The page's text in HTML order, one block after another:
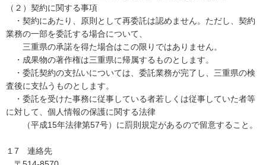
（２）契約に関する事項
・契約にあたり、原則として再委託は認めません。ただし、契約
業務の一部を委託する場合について、
三重県の承諾を得た場合はこの限りではありません。
・成果物の著作権は三重県に帰属するものとします。
・委託契約の支払いについては、委託業務が完了し、三重県の検
査後に支払うものとします。
・委託を受けた事務に従事している者若しくは従事していた者等
に対して、個人情報の保護に関する法律
（平成15年法律第57号）に罰則規定があるので留意すること。
１7 連絡先